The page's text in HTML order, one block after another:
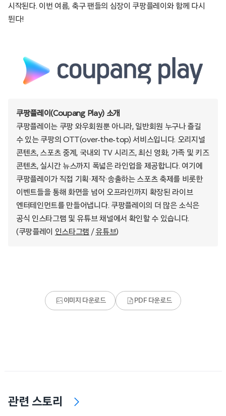
시작된다. 이번 여름, 축구 팬들의 심장이 쿠팡플레이와 함께 다시
뛴다!
쿠팡플레이(Coupang Play) 소개
쿠팡플레이는 쿠팡 와우회원뿐 아니라, 일반회원 누구나 즐길
수 있는 쿠팡의 OTT(over-the-top) 서비스입니다. 오리지널
콘텐츠, 스포츠 중계, 국내외 TV 시리즈, 최신 영화, 가족 및 키즈
콘텐츠, 실시간 뉴스까지 폭넓은 라인업을 제공합니다. 여기에
쿠팡플레이가 직접 기획·제작·송출하는 스포츠 축제를 비롯한
이벤트들을 통해 화면을 넘어 오프라인까지 확장된 라이브
엔터테인먼트를 만들어냅니다. 쿠팡플레이의 더 많은 소식은
공식 인스타그램 및 유튜브 채널에서 확인할 수 있습니다.
(쿠팡플레이 인스타그램 /유튜브)
이미지 다운로드 PDF 다운로드
관련 스토리